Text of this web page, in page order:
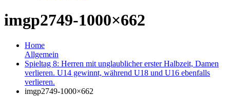
imgp2749-1000×662
Home
Allgemein
Spieltag 8: Herren mit unglaublicher erster Halbzeit, Damen
verlieren. U14 gewinnt, während U18 und U16 ebenfalls
verlieren.
imgp2749-1000×662